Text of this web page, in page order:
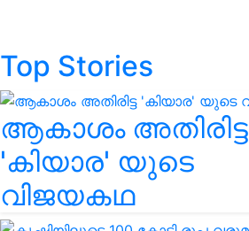
Top Stories
ആകാശം അതിരിട്ട
'കിയാര' യുടെ
വിജയകഥ